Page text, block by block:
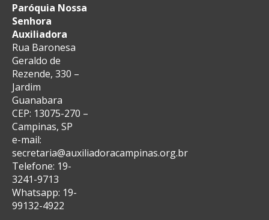
Paróquia Nossa
Senhora
Auxiliadora
Rua Baronesa
Geraldo de
Rezende, 330 –
Jardim
Guanabara
CEP: 13075-270 –
Campinas, SP
e-mail:
secretaria@auxiliadoracampinas.org.br
Telefone: 19-
3241-9713
Whatsapp: 19-
99132-4922